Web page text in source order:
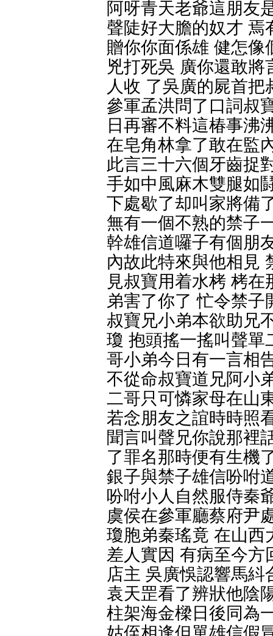
阿呀青天老爺這朋友
聲陡好大膽的奴才 焉
贈你你面係雄 健怎像
兇打死吳 廣你還敢
人收 了吳廣的屍首
參軍孟洪問了口詞叔
日再審不料這椿事沸
在皂角林拿了敢在監
此言三十六個牙齒捉
手如中風麻木雙腿如
下處歇了却叫家將備
無有一個不熟的禁子
幹雄信道囉子有個朋
內故此特來與他相見
見叔寶用着水栲 栲
弟害了你了 忙令禁
叔寶兄小弟本欲助兄
瓊 抱頭搖一搖叫聲單
哥小弟今日有一言相
不從命叔寶道兄阿小
二哥只可憐家母在山
若念朋友之誼時時照
聞言叫聲兄你說那裡
了罪名那時便有生機
銀子與禁子雄信吩咐
吩咐小人自然服侍秦
虞侯在參軍廳蔡府尹
瓊胞弟秦瑤竟 在山西
差人實因 有病至今方
店主 吳廣悞認響馬
袁天罡看了辨狀他陰
柱架海金樑日後同為